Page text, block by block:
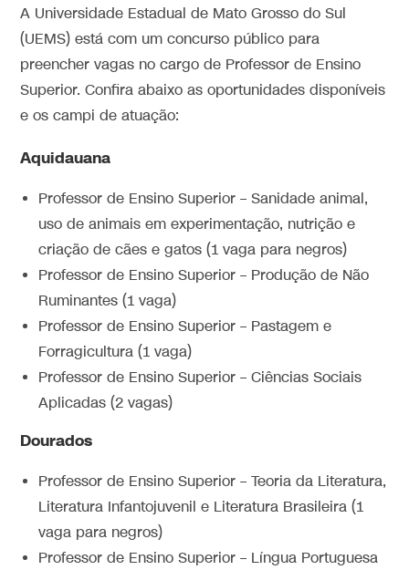
A Universidade Estadual de Mato Grosso do Sul
(UEMS) está com um concurso público para
preencher vagas no cargo de Professor de Ensino
Superior. Confira abaixo as oportunidades disponíveis
e os campi de atuação:
Aquidauana
Professor de Ensino Superior – Sanidade animal,
uso de animais em experimentação, nutrição e
criação de cães e gatos (1 vaga para negros)
Professor de Ensino Superior – Produção de Não
Ruminantes (1 vaga)
Professor de Ensino Superior – Pastagem e
Forragicultura (1 vaga)
Professor de Ensino Superior – Ciências Sociais
Aplicadas (2 vagas)
Dourados
Professor de Ensino Superior – Teoria da Literatura,
Literatura Infantojuvenil e Literatura Brasileira (1
vaga para negros)
Professor de Ensino Superior – Língua Portuguesa